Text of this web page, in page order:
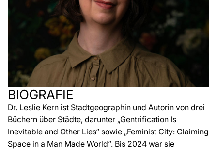
BIOGRAFIE
Dr. Leslie Kern ist Stadtgeographin und Autorin von drei
Büchern über Städte, darunter „Gentrification Is
Inevitable and Other Lies“ sowie „Feminist City: Claiming
Space in a Man Made World“. Bis 2024 war sie